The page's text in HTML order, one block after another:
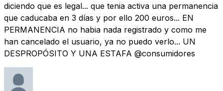
diciendo que es legal... que tenia activa una permanencia
que caducaba en 3 días y por ello 200 euros... EN
PERMANENCIA no habia nada registrado y como me
han cancelado el usuario, ya no puedo verlo... UN
DESPROPÓSITO Y UNA ESTAFA @consumidores